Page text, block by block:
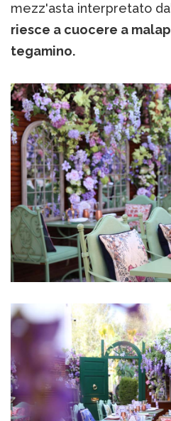
mezz'asta interpretato
riesce a cuocere a
tegamino.